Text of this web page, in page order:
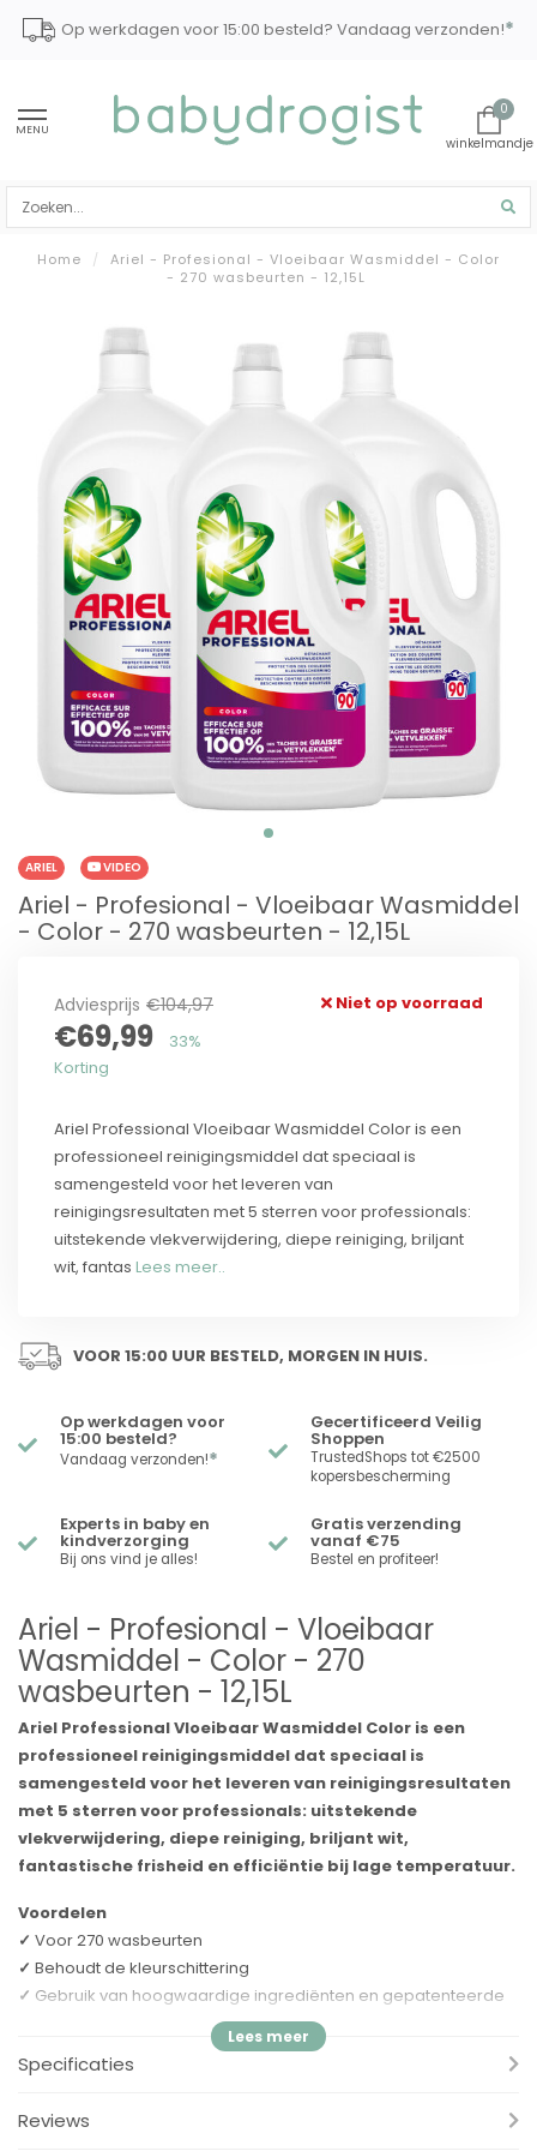
Op werkdagen voor 15:00 besteld? Vandaag verzonden!*
MENU
0
Home /
Ariel - Profesional - Vloeibaar Wasmiddel - Color
- 270 wasbeurten - 12,15L
ARIEL VIDEO
Ariel - Profesional - Vloeibaar Wasmiddel
- Color - 270 wasbeurten - 12,15L
Adviesprijs €104,97
€69,99
33%
Korting
Niet op voorraad
Ariel Professional Vloeibaar Wasmiddel Color is een
professioneel reinigingsmiddel dat speciaal is
samengesteld voor het leveren van
reinigingsresultaten met 5 sterren voor professionals:
uitstekende vlekverwijdering, diepe reiniging, briljant
wit, fantas Lees meer..
VOOR 15:00 UUR BESTELD, MORGEN IN HUIS.
Op werkdagen voor
15:00 besteld?
Vandaag verzonden!*
Gecertificeerd Veilig
Shoppen
TrustedShops tot €2500
kopersbescherming
Experts in baby en
kindverzorging
Bij ons vind je alles!
Gratis verzending
vanaf €75
Bestel en profiteer!
Ariel - Profesional - Vloeibaar
Wasmiddel - Color - 270
wasbeurten - 12,15L
Ariel Professional Vloeibaar Wasmiddel Color is een
professioneel reinigingsmiddel dat speciaal is
samengesteld voor het leveren van reinigingsresultaten
met 5 sterren voor professionals: uitstekende
vlekverwijdering, diepe reiniging, briljant wit,
fantastische frisheid en efficiëntie bij lage temperatuur.
Voordelen
✓ Voor 270 wasbeurten
✓ Behoudt de kleurschittering
✓ Gebruik van hoogwaardige ingrediënten en gepatenteerde
PEG-technologie voor uitstekende reiniging: elimineert
hardnekkige vlekken, briljante kleuren en langdurige frisheid
✓Een opmerkelijke reiniging zonder voorwassen of voorweken
✓Effectief bij lage temperaturen, vanaf 30 °C
Specificaties
Reviews